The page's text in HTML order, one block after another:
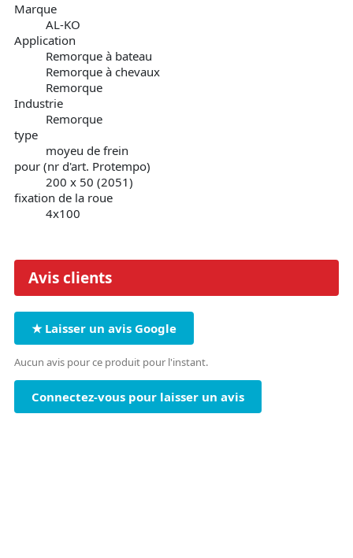
Marque
AL-KO
Application
Remorque à bateau
Remorque à chevaux
Remorque
Industrie
Remorque
type
moyeu de frein
pour (nr d'art. Protempo)
200 x 50 (2051)
fixation de la roue
4x100
Avis clients
★ Laisser un avis Google
Aucun avis pour ce produit pour l'instant.
Connectez-vous pour laisser un avis